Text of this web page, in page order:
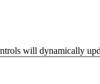
will dynamically